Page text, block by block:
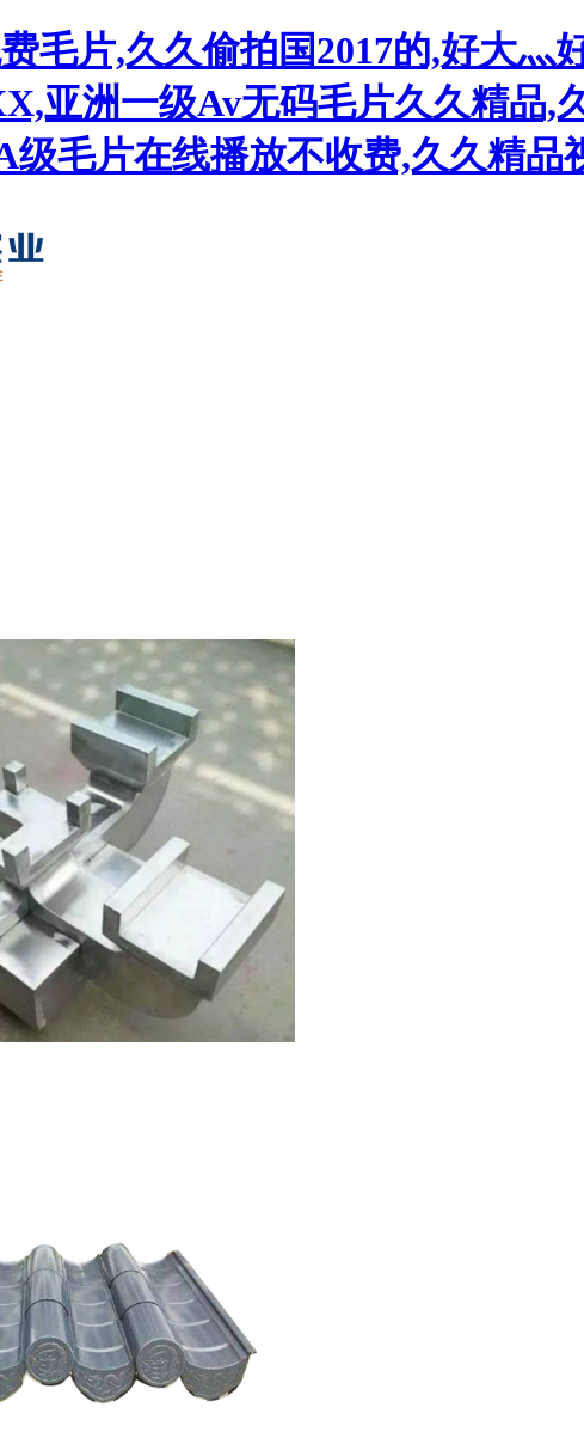
毛片,久久偷拍国2017的,好大
亚洲一级Av无码毛片久久精品,
级毛片在线播放不收费,久久精品